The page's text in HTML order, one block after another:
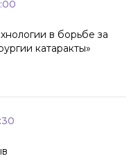
в борьбе за
катаракты»